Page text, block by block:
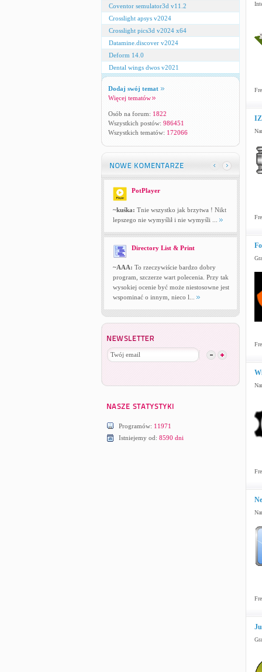
Coventor semulator3d v11.2
Crosslight apsys v2024
Crosslight pics3d v2024 x64
Datamine.discover v2024
Deform 14.0
Dental wings dwos v2021
Dodaj swój temat
Więcej tematów
Osób na forum: 1822
Wszystkich postów: 986451
Wszystkich tematów: 172066
PotPlayer
~kuśka: Tnie wszystko jak brzytwa ! Nikt
lepszego nie wymyślił i nie wymyśli ...
Directory List & Print
~AAA: To rzeczywiście bardzo dobry
program, szczerze wart polecenia. Przy tak
wysokiej ocenie być może niestosowne jest
wspominać o innym, nieco l...
Programów: 11971
Istniejemy od: 8590 dni